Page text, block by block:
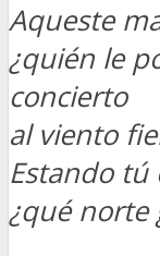
Aqueste
¿quién le
concierto
al viento
Estando tú
¿qué norte